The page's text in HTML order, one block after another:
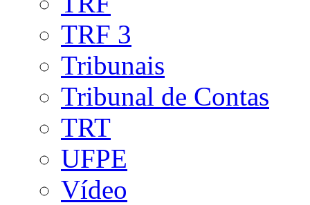
TRF 3
Tribunais
Tribunal de Contas
TRT
UFPE
Vídeo